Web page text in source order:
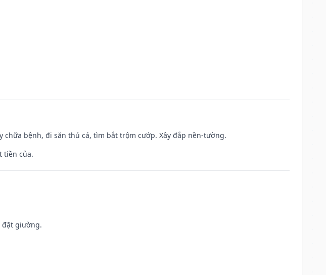
chữa bệnh, đi săn thú cá, tìm bắt trộm cướp. Xây đắp nền-tường.
tiền của.
đặt giường.